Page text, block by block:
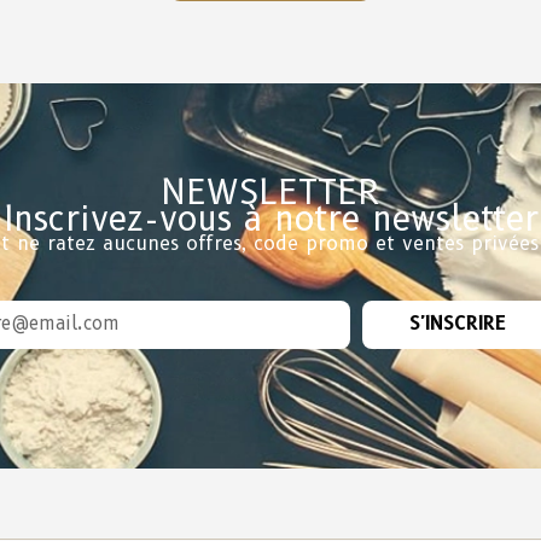
NEWSLETTER
Inscrivez-vous à notre newsletter
ne ratez aucunes offres, code promo et ventes
S'INSCRIRE